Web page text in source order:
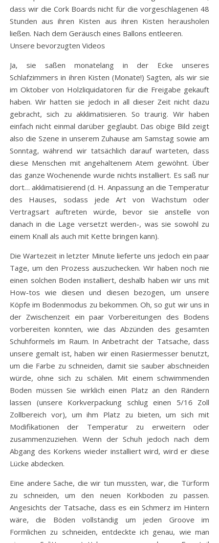
dass wir die Cork Boards nicht für die vorgeschlagenen 48
Stunden aus ihren Kisten aus ihren Kisten herausholen
ließen. Nach dem Geräusch eines Ballons entleeren.
Unsere bevorzugten Videos
Ja, sie saßen monatelang in der Ecke unseres
Schlafzimmers in ihren Kisten (Monate!) Sagten, als wir sie
im Oktober von Holzliquidatoren für die Freigabe gekauft
haben. Wir hatten sie jedoch in all dieser Zeit nicht dazu
gebracht, sich zu akklimatisieren. So traurig. Wir haben
einfach nicht einmal darüber geglaubt. Das obige Bild zeigt
also die Szene in unserem Zuhause am Samstag sowie am
Sonntag, während wir tatsächlich darauf warteten, dass
diese Menschen mit angehaltenem Atem gewöhnt. Über
das ganze Wochenende wurde nichts installiert. Es saß nur
dort… akklimatisierend (d. H. Anpassung an die Temperatur
des Hauses, sodass jede Art von Wachstum oder
Vertragsart auftreten würde, bevor sie anstelle von
danach in die Lage versetzt werden-, was sie sowohl zu
einem Knall als auch mit Kette bringen kann).
Die Wartezeit in letzter Minute lieferte uns jedoch ein paar
Tage, um den Prozess auszuchecken. Wir haben noch nie
einen solchen Boden installiert, deshalb haben wir uns mit
How-tos wie diesen und diesen bezogen, um unsere
Köpfe im Bodenmodus zu bekommen. Oh, so gut wir uns in
der Zwischenzeit ein paar Vorbereitungen des Bodens
vorbereiten konnten, wie das Abzünden des gesamten
Schuhformels im Raum. In Anbetracht der Tatsache, dass
unsere gemalt ist, haben wir einen Rasiermesser benutzt,
um die Farbe zu schneiden, damit sie sauber abschneiden
würde, ohne sich zu schälen. Mit einem schwimmenden
Boden müssen Sie wirklich einen Platz an den Rändern
lassen (unsere Korkverpackung schlug einen 5/16 Zoll
Zollbereich vor), um ihm Platz zu bieten, um sich mit
Modifikationen der Temperatur zu erweitern oder
zusammenzuziehen. Wenn der Schuh jedoch nach dem
Abgang des Korkens wieder installiert wird, wird er diese
Lücke abdecken.
Eine andere Sache, die wir tun mussten, war, die Türform
zu schneiden, um den neuen Korkboden zu passen.
Angesichts der Tatsache, dass es ein Schmerz im Hintern
wäre, die Böden vollständig um jeden Groove im
Formlichen zu schneiden, entdeckte ich genau, wie man